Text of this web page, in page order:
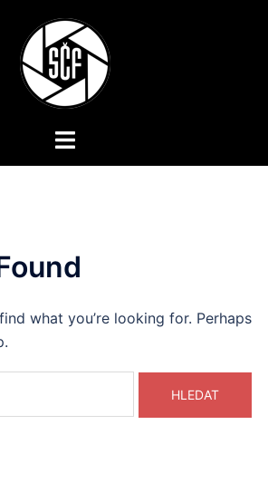
Toggle
what you’re looking for. Perhaps